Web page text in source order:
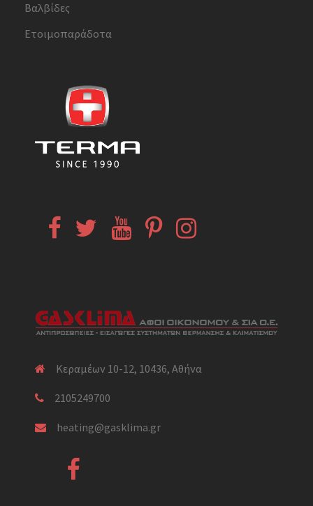
Βαλβίδες
Ετοιμοπαράδοτα
FacebookTwitter YouTubePinterestInstagram
Κεραμέων 10-12, 10436, Αθήνα
2105249700
heating@gasklima.gr
Facebook